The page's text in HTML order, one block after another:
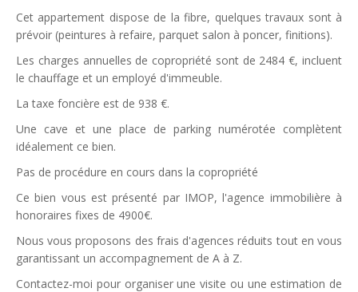
Cet appartement dispose de la fibre, quelques travaux sont à
prévoir (peintures à refaire, parquet salon à poncer, finitions).
Les charges annuelles de copropriété sont de 2484 €, incluent
le chauffage et un employé d'immeuble.
La taxe foncière est de 938 €.
Une cave et une place de parking numérotée complètent
idéalement ce bien.
Pas de procédure en cours dans la copropriété
Ce bien vous est présenté par IMOP, l'agence immobilière à
honoraires fixes de 4900€.
Nous vous proposons des frais d'agences réduits tout en vous
garantissant un accompagnement de A à Z.
Contactez-moi pour organiser une visite ou une estimation de